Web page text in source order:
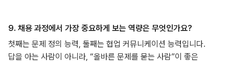
9. 채용 과정에서 가장 중요하게 보는 역량은 무엇인가요?
첫째는 문제 정의 능력, 둘째는 협업 커뮤니케이션 능력입니다.
답을 아는 사람이 아니라, “올바른 문제를 묻는 사람”이 좋은